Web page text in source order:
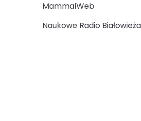
MammalWeb
Naukowe Radio Białowieża